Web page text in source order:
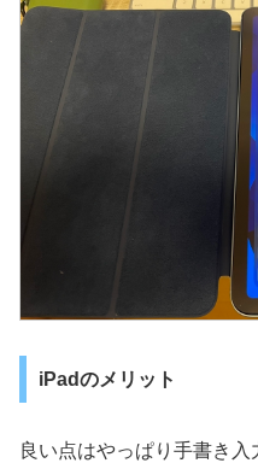
iPadのメリット
良い点はやっぱり手書き入